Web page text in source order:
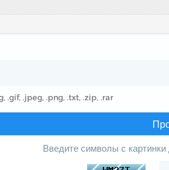
.gif, .jpeg, .png, .txt, .zip, .rar
Введите символы с